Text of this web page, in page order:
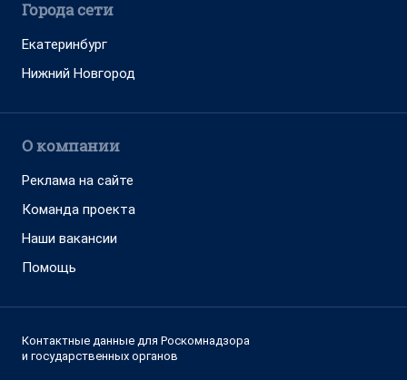
Города сети
Екатеринбург
Нижний Новгород
О компании
Реклама на сайте
Команда проекта
Наши вакансии
Помощь
Контактные данные для Роскомнадзора
и государственных органов